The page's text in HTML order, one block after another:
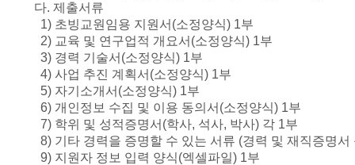
다. 제출서류
1) 초빙교원임용 지원서 (소정양식) 1부
2) 교육 및 연구업적 개요서 (소정양식) 1부
3) 경력 기술서 (소정양식) 1부
4) 사업 추진 계획서 (소정양식) 1부
5) 자기소개서 (소정양식) 1부
6) 개인정보 수집 및 이용 동의서 (소정양식) 1부
7) 학위 및 성적증명서 (학사, 석사, 박사) 각 1부
8) 기타 경력을 증명할 수 있는 서류 (경력 및 재직증명서
9) 지원자 정보 입력 양식(엑셀파일) 1부